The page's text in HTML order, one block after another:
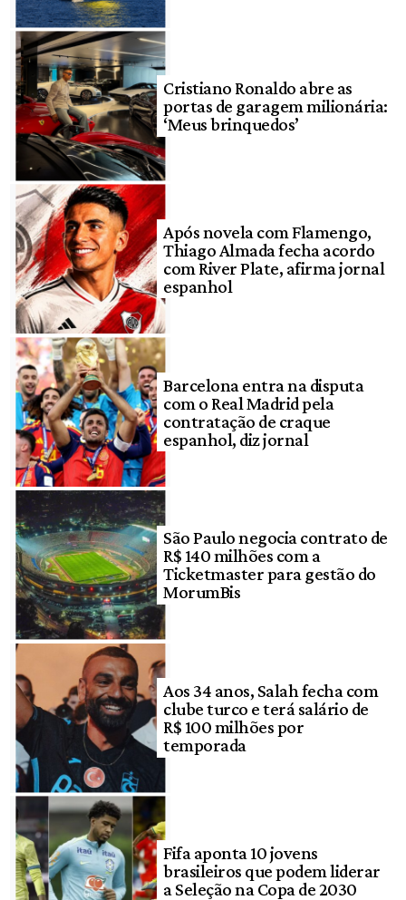
Cristiano Ronaldo abre as
portas de garagem milionária:
‘Meus brinquedos’
Após novela com Flamengo,
Thiago Almada fecha acordo
com River Plate, afirma jornal
espanhol
Barcelona entra na disputa
com o Real Madrid pela
contratação de craque
espanhol, diz jornal
São Paulo negocia contrato de
R$ 140 milhões com a
Ticketmaster para gestão do
MorumBis
Aos 34 anos, Salah fecha com
clube turco e terá salário de
R$ 100 milhões por
temporada
Fifa aponta 10 jovens
brasileiros que podem liderar
a Seleção na Copa de 2030